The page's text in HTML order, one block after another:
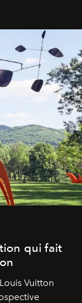
qui fait
Vuitton